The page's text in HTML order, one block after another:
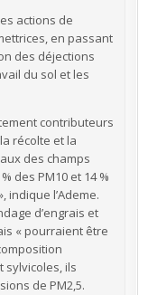
actions de
en passant
des déjections
du sol et les
contributeurs
récolte et la
des champs
des PM10 et 14 %
indique l’Ademe.
d’engrais et
« pourraient être
sylvicoles, ils
de PM2,5.